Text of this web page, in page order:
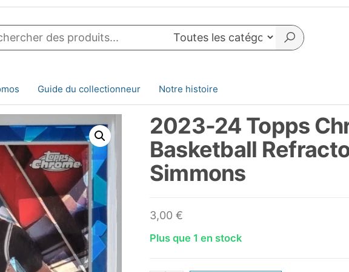
Guide du collectionneur Notre histoire
2023-24 Topps
Basketball
Simmons
3,00 €
Plus que 1 en stock